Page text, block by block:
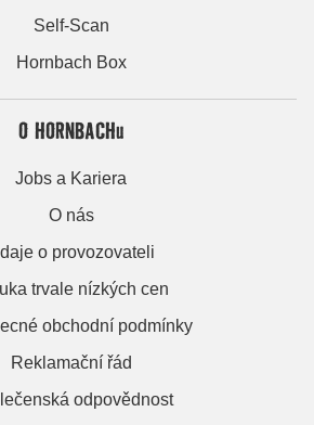
Self-Scan
Hornbach Box
O HORNBACHu
Jobs a Kariera
O nás
o provozovateli
trvale nízkých cen
obchodní podmínky
Reklamační řád
odpovědnost